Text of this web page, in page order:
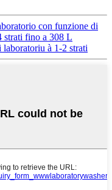
con funzione di
strati fino a 308 L
à 1-2 strati